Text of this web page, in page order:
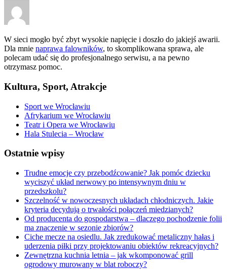
W sieci mogło być zbyt wysokie napięcie i doszło do jakiejś awarii.
Dla mnie naprawa falowników, to skomplikowana sprawa, ale
polecam udać się do profesjonalnego serwisu, a na pewno
otrzymasz pomoc.
Kultura, Sport, Atrakcje
Sport we Wrocławiu
Afrykarium we Wrocławiu
Teatr i Opera we Wrocławiu
Hala Stulecia – Wrocław
Ostatnie wpisy
Trudne emocje czy przebodźcowanie? Jak pomóc dziecku
wyciszyć układ nerwowy po intensywnym dniu w
przedszkolu?
Szczelność w nowoczesnych układach chłodniczych. Jakie
kryteria decydują o trwałości połączeń miedzianych?
Od producenta do gospodarstwa – dlaczego pochodzenie folii
ma znaczenie w sezonie zbiorów?
Ciche mecze na osiedlu. Jak zredukować metaliczny hałas i
uderzenia piłki przy projektowaniu obiektów rekreacyjnych?
Zewnętrzna kuchnia letnia – jak wkomponować grill
ogrodowy murowany w blat roboczy?